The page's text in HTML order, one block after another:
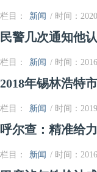
栏目： 新闻 / 时间：
民警几次通知他
栏目： 新闻 / 时间：
2018年锡林浩特
栏目： 新闻 / 时间：
呼尔查：精准给
栏目： 新闻 / 时间：